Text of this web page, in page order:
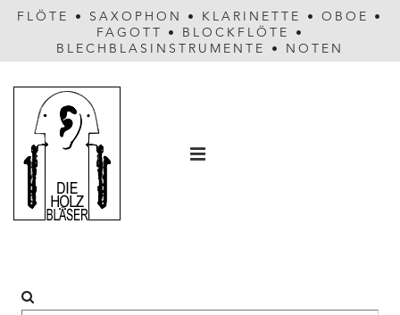
FLÖTE • SAXOPHON • KLARINETTE • OBOE
•
FAGOTT
• BLOCKFLÖTE
•
BLECHBLASINSTRUMENTE
• NOTEN